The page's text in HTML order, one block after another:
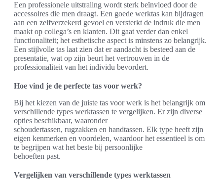
Een professionele uitstraling wordt sterk beïnvloed door de
accessoires die men draagt. Een goede werktas kan bijdragen
aan een zelfverzekerd gevoel en versterkt de indruk die men
maakt op collega’s en klanten. Dit gaat verder dan enkel
functionaliteit; het esthetische aspect is minstens zo belangrijk.
Een stijlvolle tas laat zien dat er aandacht is besteed aan de
presentatie, wat op zijn beurt het vertrouwen in de
professionaliteit van het individu bevordert.
Hoe vind je de perfecte tas voor werk?
Bij het kiezen van de juiste tas voor werk is het belangrijk om
verschillende types werktassen te vergelijken. Er zijn diverse
opties beschikbaar, waaronder
schoudertassen, rugzakken en handtassen. Elk type heeft zijn
eigen kenmerken en voordelen, waardoor het essentieel is om
te begrijpen wat het beste bij persoonlijke
behoeften past.
Vergelijken van verschillende types werktassen